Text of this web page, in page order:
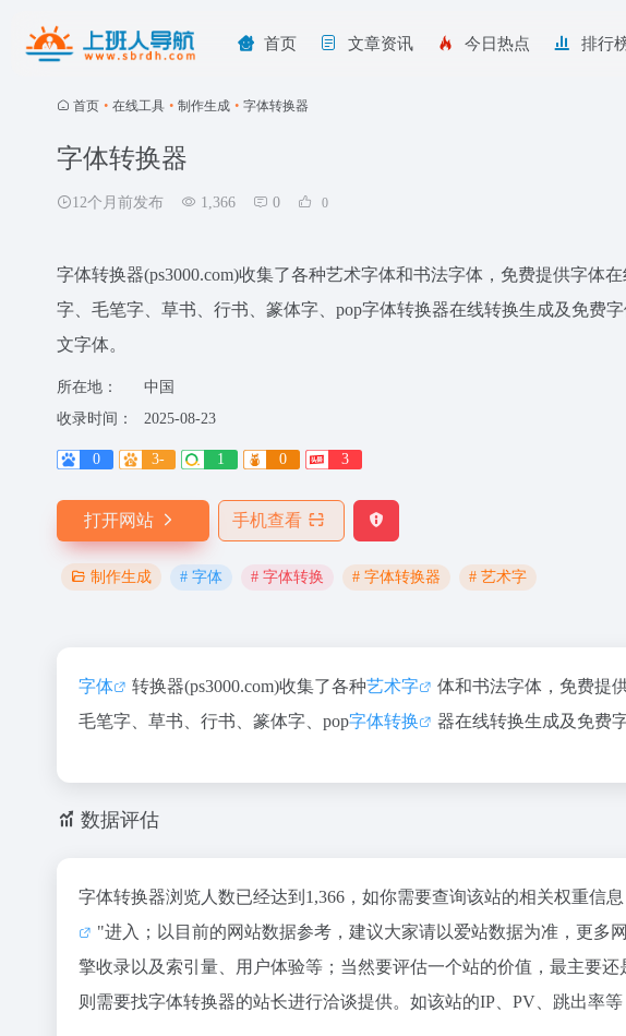
首页 文章资讯 今日热点 排行
首页 • 在线工具 • 制作生成 • 字体转换器
字体转换器
12个月前发布 1,366 0 0
字体转换器(ps3000.com)收集了各种艺术字体和书法字体，免费提供字体
字、毛笔字、草书、行书、篆体字、pop字体转换器在线转换生成及免费
文字体。
所在地：
中国
收录时间：
2025-08-23
0 3- 1 0 3
打开网站 手机查看
制作生成 # 字体 # 字体转换 # 字体转换器 # 艺术字
字体 转换器(ps3000.com)收集了各种艺术字
体和书法字体，免费提
毛笔字、草书、行书、篆体字、pop字体转换 器在线转换生成及免费
数据评估
字体转换器浏览人数已经达到1,366，如你需要查询该站的相关权重信
"进入；以目前的网站数据参考，建议大家请以爱站数据为准，更多
擎收录以及索引量、用户体验等；当然要评估一个站的价值，最主要
则需要找字体转换器的站长进行洽谈提供。如该站的IP、PV、跳出率等